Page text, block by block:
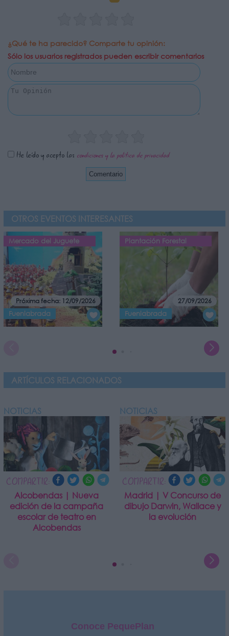
¿Qué te ha parecido? Comparte tu opinión:
Sólo los usuarios registrados pueden escribir comentarios
He leído y acepto las condiciones y la política de privacidad
OTROS EVENTOS INTERESANTES
Mercado del Juguete
Próxima fecha: 12/09/2026
Fuenlabrada
Plantación Forestal
27/09/2026
Fuenlabrada
ARTÍCULOS RELACIONADOS
NOTICIAS
COMPARTIR:
Alcobendas | Nueva
edición de la campaña
escolar de teatro en
Alcobendas
NOTICIAS
COMPARTIR:
Madrid | V Concurso de
dibujo Darwin, Wallace y
la evolución
Conoce PequePlan